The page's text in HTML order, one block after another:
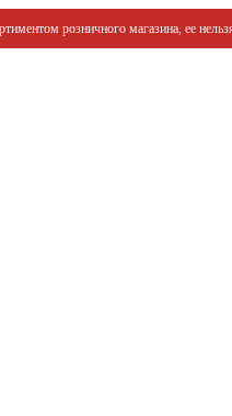
розничного магазина, ее